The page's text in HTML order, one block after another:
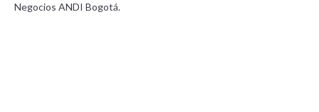
Negocios ANDI Bogotá.